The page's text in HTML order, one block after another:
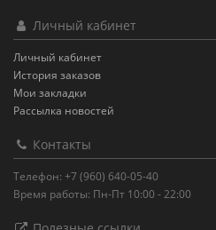
Личный кабинет
Личный кабинет
История заказов
Мои закладки
Рассылка новостей
Контакты
Телефон: +7 (960) 640-05-40
Время работы: Пн-Пт 10:00 - 22:00